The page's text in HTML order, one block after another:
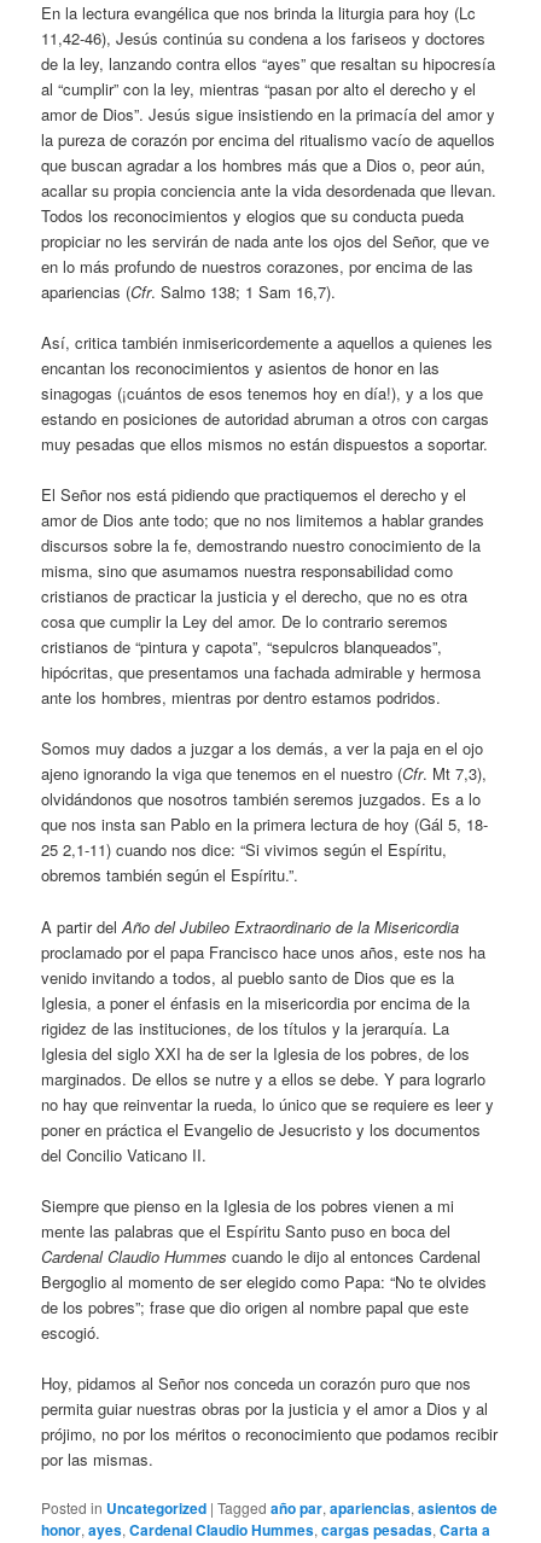
En la lectura evangélica que nos brinda la liturgia para hoy (Lc
11,42-46), Jesús continúa su condena a los fariseos y doctores
de la ley, lanzando contra ellos “ayes” que resaltan su hipocresía
al “cumplir” con la ley, mientras “pasan por alto el derecho y el
amor de Dios”. Jesús sigue insistiendo en la primacía del amor y
la pureza de corazón por encima del ritualismo vacío de aquellos
que buscan agradar a los hombres más que a Dios o, peor aún,
acallar su propia conciencia ante la vida desordenada que llevan.
Todos los reconocimientos y elogios que su conducta pueda
propiciar no les servirán de nada ante los ojos del Señor, que ve
en lo más profundo de nuestros corazones, por encima de las
apariencias (Cfr. Salmo 138; 1 Sam 16,7).
Así, critica también inmisericordemente a aquellos a quienes les
encantan los reconocimientos y asientos de honor en las
sinagogas (¡cuántos de esos tenemos hoy en día!), y a los que
estando en posiciones de autoridad abruman a otros con cargas
muy pesadas que ellos mismos no están dispuestos a soportar.
El Señor nos está pidiendo que practiquemos el derecho y el
amor de Dios ante todo; que no nos limitemos a hablar grandes
discursos sobre la fe, demostrando nuestro conocimiento de la
misma, sino que asumamos nuestra responsabilidad como
cristianos de practicar la justicia y el derecho, que no es otra
cosa que cumplir la Ley del amor. De lo contrario seremos
cristianos de “pintura y capota”, “sepulcros blanqueados”,
hipócritas, que presentamos una fachada admirable y hermosa
ante los hombres, mientras por dentro estamos podridos.
Somos muy dados a juzgar a los demás, a ver la paja en el ojo
ajeno ignorando la viga que tenemos en el nuestro (Cfr. Mt 7,3),
olvidándonos que nosotros también seremos juzgados. Es a lo
que nos insta san Pablo en la primera lectura de hoy (Gál 5, 18-
25 2,1-11) cuando nos dice: “Si vivimos según el Espíritu,
obremos también según el Espíritu.”.
A partir delAño del Jubileo Extraordinario de la Misericordia
proclamado por el papa Francisco hace unos años, este nos ha
venido invitando a todos, al pueblo santo de Dios que es la
Iglesia, a poner el énfasis en la misericordia por encima de la
rigidez de las instituciones, de los títulos y la jerarquía. La
Iglesia del siglo XXI ha de ser la Iglesia de los pobres, de los
marginados. De ellos se nutre y a ellos se debe. Y para lograrlo
no hay que reinventar la rueda, lo único que se requiere es leer y
poner en práctica el Evangelio de Jesucristo y los documentos
del Concilio Vaticano II.
Siempre que pienso en la Iglesia de los pobres vienen a mi
mente las palabras que el Espíritu Santo puso en boca del
Cardenal Claudio Hummes cuando le dijo al entonces Cardenal
Bergoglio al momento de ser elegido como Papa: “No te olvides
de los pobres”; frase que dio origen al nombre papal que este
escogió.
Hoy, pidamos al Señor nos conceda un corazón puro que nos
permita guiar nuestras obras por la justicia y el amor a Dios y al
prójimo, no por los méritos o reconocimiento que podamos recibir
por las mismas.
Posted in Uncategorized |Tagged año par,apariencias,asientos de
honor,ayes,Cardenal Claudio Hummes,cargas pesadas,Carta a